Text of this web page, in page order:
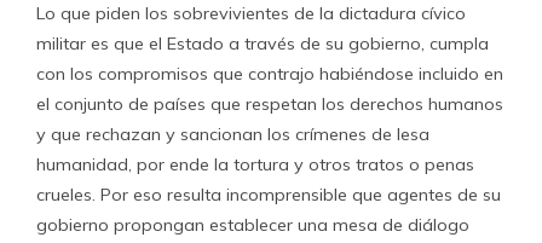
Lo que piden los sobrevivientes de la dictadura cívico
militar es que el Estado a través de su gobierno, cumpla
con los compromisos que contrajo habiéndose incluido en
el conjunto de países que respetan los derechos humanos
y que rechazan y sancionan los crímenes de lesa
humanidad, por ende la tortura y otros tratos o penas
crueles. Por eso resulta incomprensible que agentes de su
gobierno propongan establecer una mesa de diálogo